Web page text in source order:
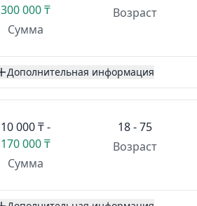
300 000 ₸
Сумма
Возраст
Дополнительная информация
10 000 ₸ -
170 000 ₸
Сумма
18 - 75
Возраст